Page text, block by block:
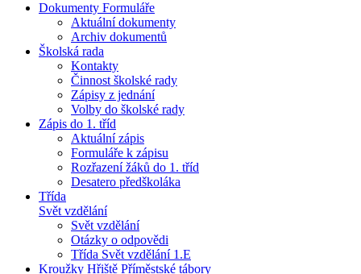
Dokumenty Formuláře
Aktuální dokumenty
Archiv dokumentů
Školská rada
Kontakty
Činnost školské rady
Zápisy z jednání
Volby do školské rady
Zápis do 1. tříd
Aktuální zápis
Formuláře k zápisu
Rozřazení žáků do 1. tříd
Desatero předškoláka
Třída
Svět vzdělání
Svět vzdělání
Otázky o odpovědi
Třída Svět vzdělání 1.E
Kroužky Hřiště Příměstské tábory